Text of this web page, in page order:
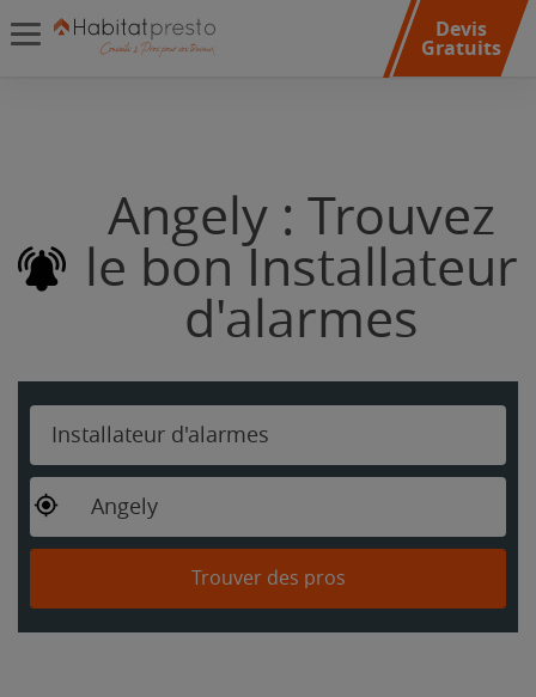
Devis
Gratuits
Angely : Trouvez
le bon Installateur
d'alarmes
Installateur d'alarmes
Angely
Trouver des pros